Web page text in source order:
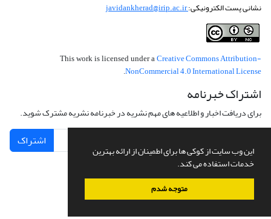
این وب سایت از کوکی ها برای اطمینان از ارائه بهترین
خدمات استفاده می کند.
متوجه شدم
نشانی پست الکترونیکی:javidankherad@irip.ac.ir
This work is licensed under a Creative Commons Attribution-
NonCommercial 4.0 International License
اشتراک خبرنامه
برای دریافت اخبار و اطلاعیه های مهم نشریه در خبرنامه نشریه مشترک شوید.
اشتراک
سامانه مدیریت نشریات علمی.طراحی و پیاده سازی ازسیناوب